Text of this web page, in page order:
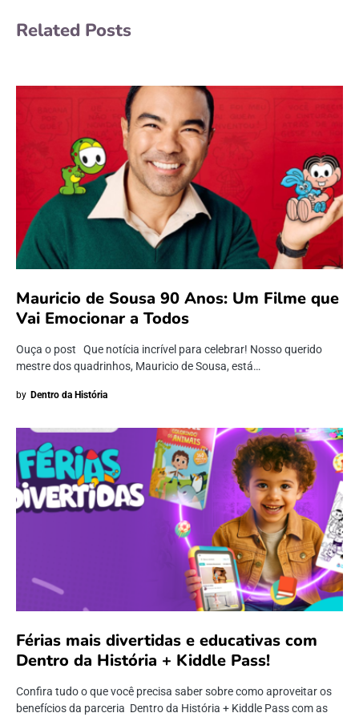
Related Posts
Mauricio de Sousa 90 Anos: Um Filme que
Vai Emocionar a Todos
Ouça o post Que notícia incrível para celebrar! Nosso querido
mestre dos quadrinhos, Mauricio de Sousa, está…
by Dentro da História
Férias mais divertidas e educativas com
Dentro da História + Kiddle Pass!
Confira tudo o que você precisa saber sobre como aproveitar os
benefícios da parceria Dentro da História + Kiddle Pass com as